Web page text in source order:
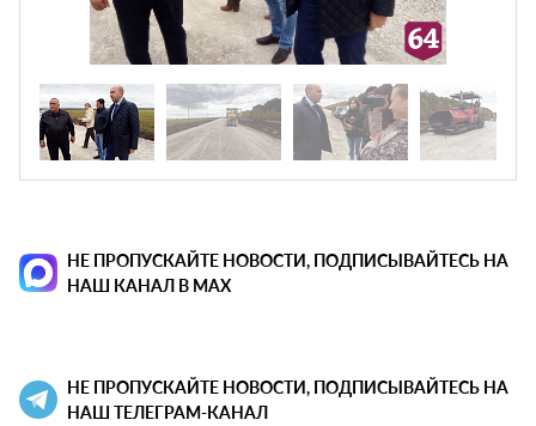
НЕ ПРОПУСКАЙТЕ НОВОСТИ, ПОДПИСЫВАЙТЕСЬ НА
НАШ КАНАЛ В MAX
НЕ ПРОПУСКАЙТЕ НОВОСТИ, ПОДПИСЫВАЙТЕСЬ НА
НАШ ТЕЛЕГРАМ-КАНАЛ